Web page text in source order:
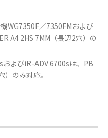
WG7350F／7350FMおよび
A4 2HS 7MM（長辺2穴）の
よびiR-ADV 6700sは、PB
）のみ対応。